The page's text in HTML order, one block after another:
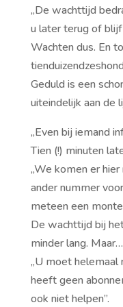
,,De wachttijd
u later terug of blijf
Wachten dus. En
Geduld is een
uiteindelijk aan de
,,Even bij iemand
Tien (!) minuten
,,We komen er
ander nummer
meteen een
De wachttijd bij
minder lang. Maar…
,,U moet helemaal
heeft geen
ook niet helpen’’.